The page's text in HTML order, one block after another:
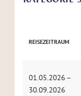
REISEZEITRAUM
01.05.2026 –
30.09.2026